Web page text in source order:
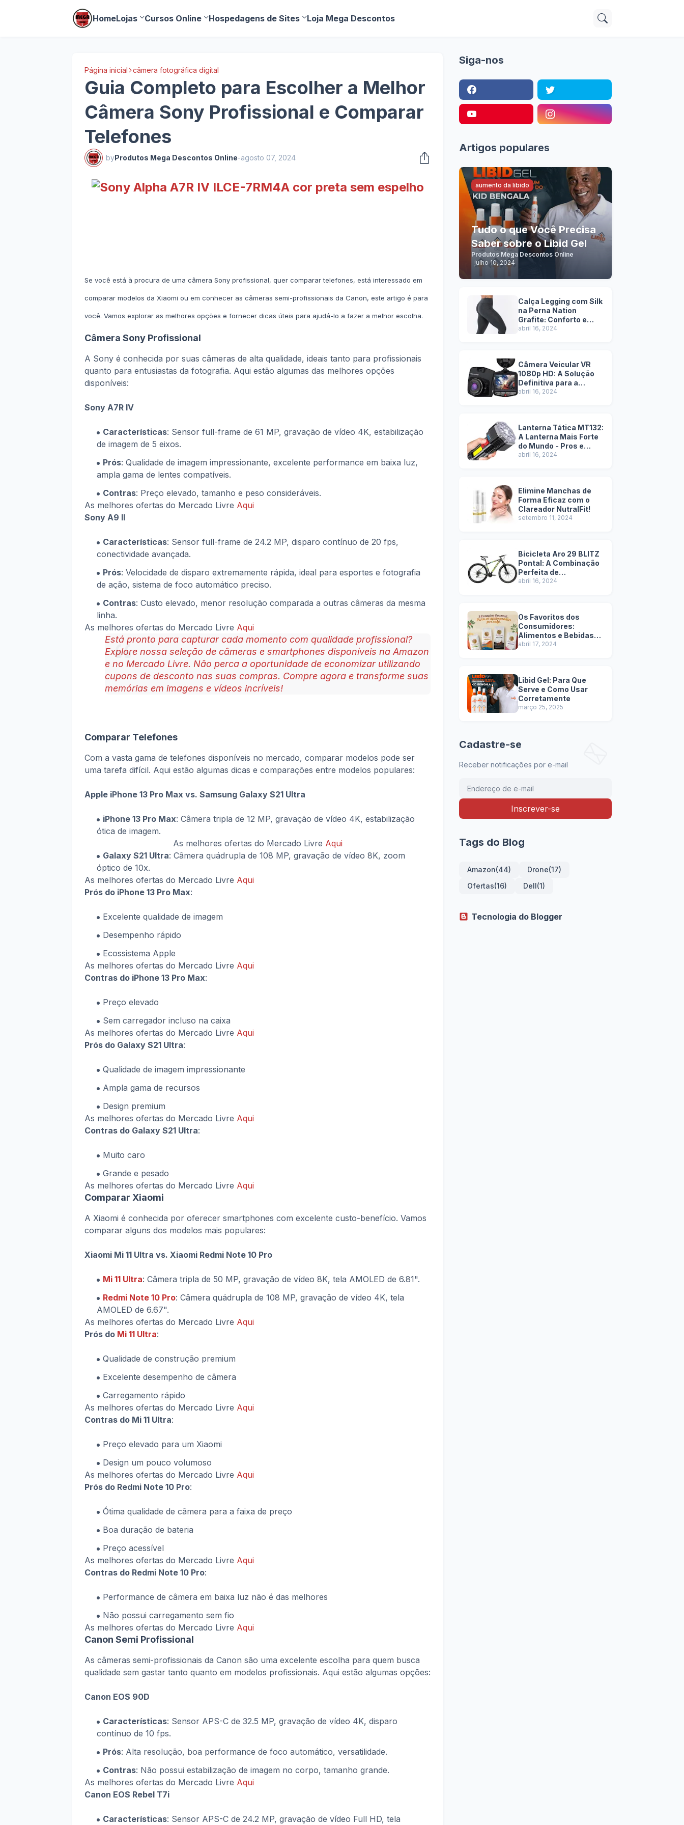
HomeLojas Cursos Online Hospedagens de Sites Loja Mega Descontos
Página inicial câmera fotográfica digital
Guia Completo para Escolher a Melhor
Câmera Sony Profissional e Comparar
Telefones
byProdutos Mega Descontos Online-agosto 07, 2024
Se você está à procura de uma câmera Sony profissional, quer comparar telefones, está interessado em
comparar modelos da Xiaomi ou em conhecer as câmeras semi-profissionais da Canon, este artigo é para
você. Vamos explorar as melhores opções e fornecer dicas úteis para ajudá-lo a fazer a melhor escolha.
Câmera Sony Profissional
A Sony é conhecida por suas câmeras de alta qualidade, ideais tanto para profissionais
quanto para entusiastas da fotografia. Aqui estão algumas das melhores opções
disponíveis:
Sony A7R IV
Características: Sensor full-frame de 61 MP, gravação de vídeo 4K, estabilização
de imagem de 5 eixos.
Prós: Qualidade de imagem impressionante, excelente performance em baixa luz,
ampla gama de lentes compatíveis.
Contras: Preço elevado, tamanho e peso consideráveis.
As melhores ofertas do Mercado Livre Aqui
Sony A9 II
Características: Sensor full-frame de 24.2 MP, disparo contínuo de 20 fps,
conectividade avançada.
Prós: Velocidade de disparo extremamente rápida, ideal para esportes e fotografia
de ação, sistema de foco automático preciso.
Contras: Custo elevado, menor resolução comparada a outras câmeras da mesma
linha.
As melhores ofertas do Mercado Livre Aqui
Está pronto para capturar cada momento com qualidade profissional?
Explore nossa seleção de câmeras e smartphones disponíveis na Amazon
e no Mercado Livre. Não perca a oportunidade de economizar utilizando
cupons de desconto nas suas compras. Compre agora e transforme suas
memórias em imagens e vídeos incríveis!
Comparar Telefones
Com a vasta gama de telefones disponíveis no mercado, comparar modelos pode ser
uma tarefa difícil. Aqui estão algumas dicas e comparações entre modelos populares:
Apple iPhone 13 Pro Max vs. Samsung Galaxy S21 Ultra
iPhone 13 Pro Max: Câmera tripla de 12 MP, gravação de vídeo 4K, estabilização
ótica de imagem.
As melhores ofertas do Mercado Livre Aqui
Galaxy S21 Ultra: Câmera quádrupla de 108 MP, gravação de vídeo 8K, zoom
óptico de 10x.
As melhores ofertas do Mercado Livre Aqui
Prós do iPhone 13 Pro Max:
Excelente qualidade de imagem
Desempenho rápido
Ecossistema Apple
As melhores ofertas do Mercado Livre Aqui
Contras do iPhone 13 Pro Max:
Preço elevado
Sem carregador incluso na caixa
As melhores ofertas do Mercado Livre Aqui
Prós do Galaxy S21 Ultra:
Qualidade de imagem impressionante
Ampla gama de recursos
Design premium
As melhores ofertas do Mercado Livre Aqui
Contras do Galaxy S21 Ultra:
Muito caro
Grande e pesado
As melhores ofertas do Mercado Livre Aqui
Comparar Xiaomi
A Xiaomi é conhecida por oferecer smartphones com excelente custo-benefício. Vamos
comparar alguns dos modelos mais populares:
Xiaomi Mi 11 Ultra vs. Xiaomi Redmi Note 10 Pro
Mi 11 Ultra: Câmera tripla de 50 MP, gravação de vídeo 8K, tela AMOLED de 6.81".
Redmi Note 10 Pro: Câmera quádrupla de 108 MP, gravação de vídeo 4K, tela
AMOLED de 6.67".
As melhores ofertas do Mercado Livre Aqui
Prós do Mi 11 Ultra:
Qualidade de construção premium
Excelente desempenho de câmera
Carregamento rápido
As melhores ofertas do Mercado Livre Aqui
Contras do Mi 11 Ultra:
Preço elevado para um Xiaomi
Design um pouco volumoso
As melhores ofertas do Mercado Livre Aqui
Prós do Redmi Note 10 Pro:
Ótima qualidade de câmera para a faixa de preço
Boa duração de bateria
Preço acessível
As melhores ofertas do Mercado Livre Aqui
Contras do Redmi Note 10 Pro:
Performance de câmera em baixa luz não é das melhores
Não possui carregamento sem fio
As melhores ofertas do Mercado Livre Aqui
Canon Semi Profissional
As câmeras semi-profissionais da Canon são uma excelente escolha para quem busca
qualidade sem gastar tanto quanto em modelos profissionais. Aqui estão algumas opções:
Canon EOS 90D
Características: Sensor APS-C de 32.5 MP, gravação de vídeo 4K, disparo
contínuo de 10 fps.
Prós: Alta resolução, boa performance de foco automático, versatilidade.
Contras: Não possui estabilização de imagem no corpo, tamanho grande.
As melhores ofertas do Mercado Livre Aqui
Canon EOS Rebel T7i
Características: Sensor APS-C de 24.2 MP, gravação de vídeo Full HD, tela
Siga-nos
Artigos populares
aumento da libido
Tudo o que Você Precisa
Saber sobre o Libid Gel
Produtos Mega Descontos Online
-julho 10, 2024
Calça Legging com Silk
na Perna Nation
Grafite: Conforto e
Estilo em Uma Só Peça
abril 16, 2024
Câmera Veicular VR
1080p HD: A Solução
Definitiva para a
Segurança na Estrada
abril 16, 2024
Lanterna Tática MT132:
A Lanterna Mais Forte
do Mundo - Pros e
Contras
abril 16, 2024
Elimine Manchas de
Forma Eficaz com o
Clareador NutralFit!
setembro 11, 2024
Bicicleta Aro 29 BLITZ
Pontal: A Combinação
Perfeita de
Durabilidade e Estilo -
abril 16, 2024
Os Favoritos dos
Consumidores:
Alimentos e Bebidas
Mais Vendidos na
abril 17, 2024
Libid Gel: Para Que
Serve e Como Usar
Corretamente
março 25, 2025
Cadastre-se
Receber notificações por e-mail
Tags do Blog
Amazon(44) Drone(17)
Ofertas(16) Dell(1)
Tecnologia do Blogger